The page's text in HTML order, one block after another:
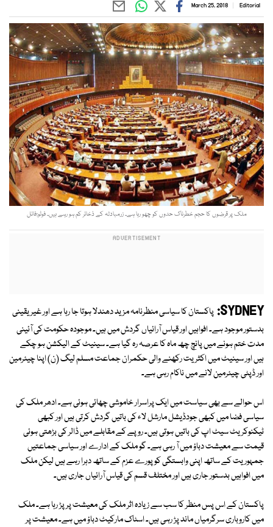
Editorial
March 25, 2018
ملک پر قرضوں کا حجم خطرناک حدوں کو چھو رہا ہے۔ زرمبادلہ کے ذخائر کم ہو رہے ہیں۔ فوٹو:فائل
SYDNEY: پاکستان کا سیاسی منظرنامہ مزید دھندلا ہوتا جا رہا ہے اور غیریقینی
بدستور موجود ہے۔ افواہیں اور قیاس آرائیاں گردش میں ہیں۔ موجودہ حکومت کی آئینی
مدت ختم ہونے میں پانچ چھ ماہ کا عرصہ رہ گیا ہے۔ سینیٹ کے الیکشن ہو چکے
ہیں اور سینیٹ میں اکثریت رکھنے والی حکمران جماعت مسلم لیگ (ن) اپنا چیئرمین
اور ڈپٹی چیئرمین لانے میں ناکام رہی ہے۔
اس حوالے سے بھی سیاست میں ایک پراسرار خاموشی چھائی ہوئی ہے۔ ادھر ملک کی
سیاسی فضا میں کبھی جودڈیشل مارشل لاء کی باتیں گردش کرتی ہیں اور کبھی
ٹیکنوکریٹ سیٹ اپ کی باتیں ہوتی ہیں۔ روپے کے مقابلے میں ڈالر کی بڑھتی ہوئی
قیمت سے معیشت دباؤ میں آ رہی ہے۔ گو ملک کے ادارے اور سیاسی جماعتیں
جمہوریت کے ساتھ اپنی وابستگی کو پورے عزم کے ساتھ دہرا رہے ہیں لیکن ملک
میں افواہیں بدستور جاری ہیں اور مختلف قسم کی قیاس آرائیاں جاری ہیں۔
پاکستان کے اس پس منظر کا سب سے زیادہ اثر ملک کی معیشت پر پڑ رہا ہے۔ ملک
میں کاروباری سرگرمیاں ماند پڑ رہی ہیں۔ اسٹاک مارکیٹ دباؤ میں ہے۔ معیشت پر